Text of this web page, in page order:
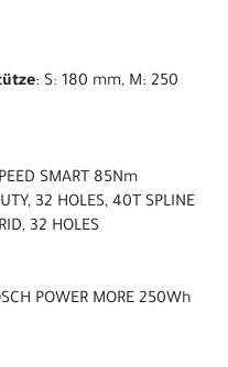
: S: 180 mm, M: 250
SMART 85Nm
32 HOLES, 40T SPLINE
32 HOLES
POWER MORE 250Wh